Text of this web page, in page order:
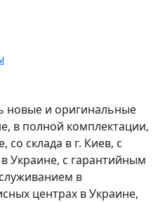
новые и оригинальные
в полной комплектации,
со склада в г. Киев, с
Украине, с гарантийным
в
центрах в Украине,